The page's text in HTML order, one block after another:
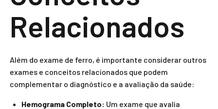
Relacionados
Além do exame de ferro, é importante considerar outros
exames e conceitos relacionados que podem
complementar o diagnóstico e a avaliação da saúde:
Hemograma Completo: Um exame que avalia